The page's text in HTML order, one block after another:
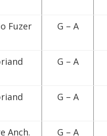
Fuzer G – A
G – A
G – A
Anch. G – A